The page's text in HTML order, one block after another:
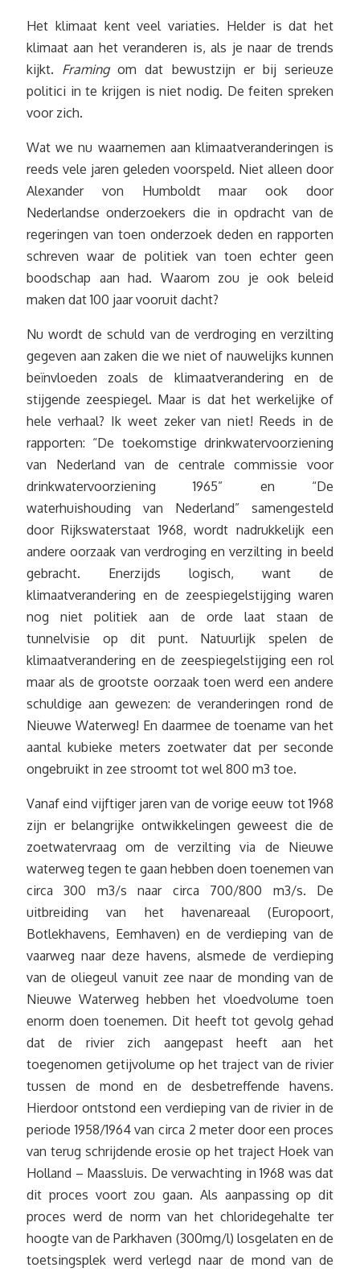
Het klimaat kent veel variaties. Helder is dat het
klimaat aan het veranderen is, als je naar de trends
kijkt. Framingom dat bewustzijn er bij serieuze
politici in te krijgen is niet nodig. De feiten spreken
voor zich.
Wat we nu waarnemen aan klimaatveranderingen is
reeds vele jaren geleden voorspeld. Niet alleen door
Alexander von Humboldt maar ook door
Nederlandse onderzoekers die in opdracht van de
regeringen van toen onderzoek deden en rapporten
schreven waar de politiek van toen echter geen
boodschap aan had. Waarom zou je ook beleid
maken dat 100 jaar vooruit dacht?
Nu wordt de schuld van de verdroging en verzilting
gegeven aan zaken die we niet of nauwelijks kunnen
beïnvloeden zoals de klimaatverandering en de
stijgende zeespiegel. Maar is dat het werkelijke of
hele verhaal? Ik weet zeker van niet! Reeds in de
rapporten: “De toekomstige drinkwatervoorziening
van Nederland van de centrale commissie voor
drinkwatervoorziening 1965” en “De
waterhuishouding van Nederland” samengesteld
door Rijkswaterstaat 1968, wordt nadrukkelijk een
andere oorzaak van verdroging en verzilting in beeld
gebracht. Enerzijds logisch, want de
klimaatverandering en de zeespiegelstijging waren
nog niet politiek aan de orde laat staan de
tunnelvisie op dit punt. Natuurlijk spelen de
klimaatverandering en de zeespiegelstijging een rol
maar als de grootste oorzaak toen werd een andere
schuldige aan gewezen: de veranderingen rond de
Nieuwe Waterweg! En daarmee de toename van het
aantal kubieke meters zoetwater dat per seconde
ongebruikt in zee stroomt tot wel 800 m3 toe.
Vanaf eind vijftiger jaren van de vorige eeuw tot 1968
zijn er belangrijke ontwikkelingen geweest die de
zoetwatervraag om de verzilting via de Nieuwe
waterweg tegen te gaan hebben doen toenemen van
circa 300 m3/s naar circa 700/800 m3/s. De
uitbreiding van het havenareaal (Europoort,
Botlekhavens, Eemhaven) en de verdieping van de
vaarweg naar deze havens, alsmede de verdieping
van de oliegeul vanuit zee naar de monding van de
Nieuwe Waterweg hebben het vloedvolume toen
enorm doen toenemen. Dit heeft tot gevolg gehad
dat de rivier zich aangepast heeft aan het
toegenomen getijvolume op het traject van de rivier
tussen de mond en de desbetreffende havens.
Hierdoor ontstond een verdieping van de rivier in de
periode 1958/1964 van circa 2 meter door een proces
van terug schrijdende erosie op het traject Hoek van
Holland – Maassluis. De verwachting in 1968 was dat
dit proces voort zou gaan. Als aanpassing op dit
proces werd de norm van het chloridegehalte ter
hoogte van de Parkhaven (300mg/l) losgelaten en de
toetsingsplek werd verlegd naar de mond van de